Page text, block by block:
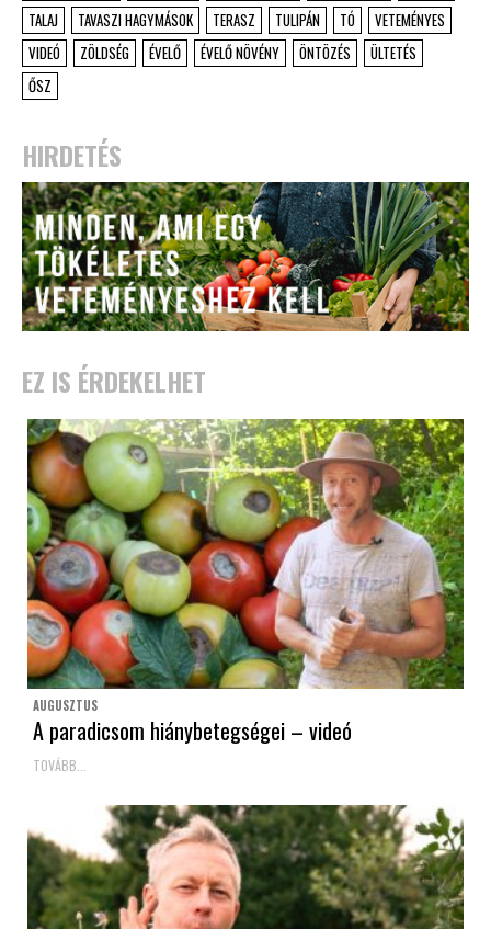
TALAJ
TAVASZI HAGYMÁSOK TERASZ TULIPÁN TÓ
VETEMÉNYES
VIDEÓ
ZÖLDSÉG ÉVELŐ ÉVELŐ NÖVÉNY ÖNTÖZÉS
ÜLTETÉS
ŐSZ
HIRDETÉS
EZ IS ÉRDEKELHET
AUGUSZTUS
A paradicsom hiánybetegségei – videó
TOVÁBB...